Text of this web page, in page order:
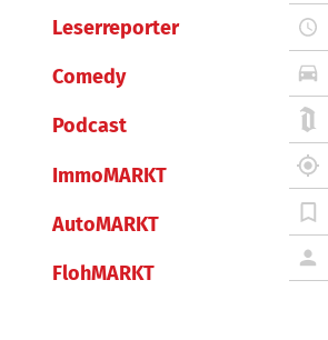
Leserreporter
Comedy
Podcast
ImmoMARKT
AutoMARKT
FlohMARKT